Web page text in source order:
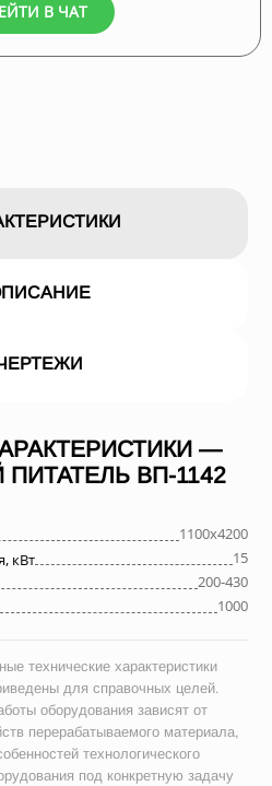
В ЧАТ
—
ВП-1142
1100х4200
кВт
15
200-430
1000
технические характеристики
для справочных целей.
оборудования зависят от
перерабатываемого материала,
технологического
под конкретную задачу